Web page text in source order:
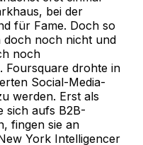
bei der
für Fame. Doch so
doch noch nicht und
noch
Foursquare drohte in
Social-Media-
werden. Erst als
sich aufs B2B-
fingen sie an
York Intelligencer